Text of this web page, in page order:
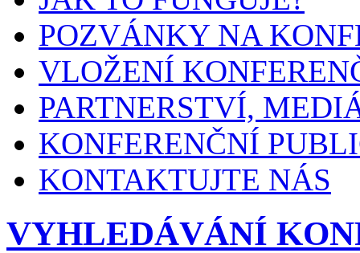
POZVÁNKY NA
VLOŽENÍ
PARTNERSTVÍ,
KONFERENČNÍ
KONTAKTUJTE NÁS
VYHLEDÁVÁNÍ